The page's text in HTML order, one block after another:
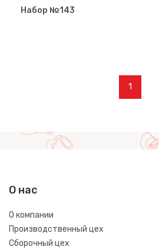
Набор №143
1
О нас
О компании
Производственный цех
Сборочный цех